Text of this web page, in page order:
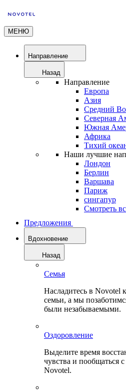
МЕНЮ
Направление
Назад
Направление
Европа
Азия
Средний
Северная
Южная
Африка
Тихий
Наши лучшие
Лондон
Берлин
Варшава
Париж
сингапур
Смотреть
Предложения
Вдохновение
Назад
Семья
Насладитесь в
семьи, а мы
были незабываемыми.
Оздоровление
Выделите время
чувства и пообщаться
Novotel.